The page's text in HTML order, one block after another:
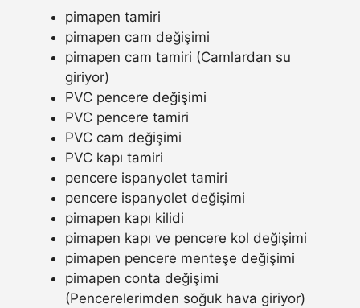
pimapen tamiri
pimapen cam değişimi
pimapen cam tamiri (Camlardan su
giriyor)
PVC pencere değişimi
PVC pencere tamiri
PVC cam değişimi
PVC kapı tamiri
pencere ispanyolet tamiri
pencere ispanyolet değişimi
pimapen kapı kilidi
pimapen kapı ve pencere kol değişimi
pimapen pencere menteşe değişimi
pimapen conta değişimi
(Pencerelerimden soğuk hava giriyor)